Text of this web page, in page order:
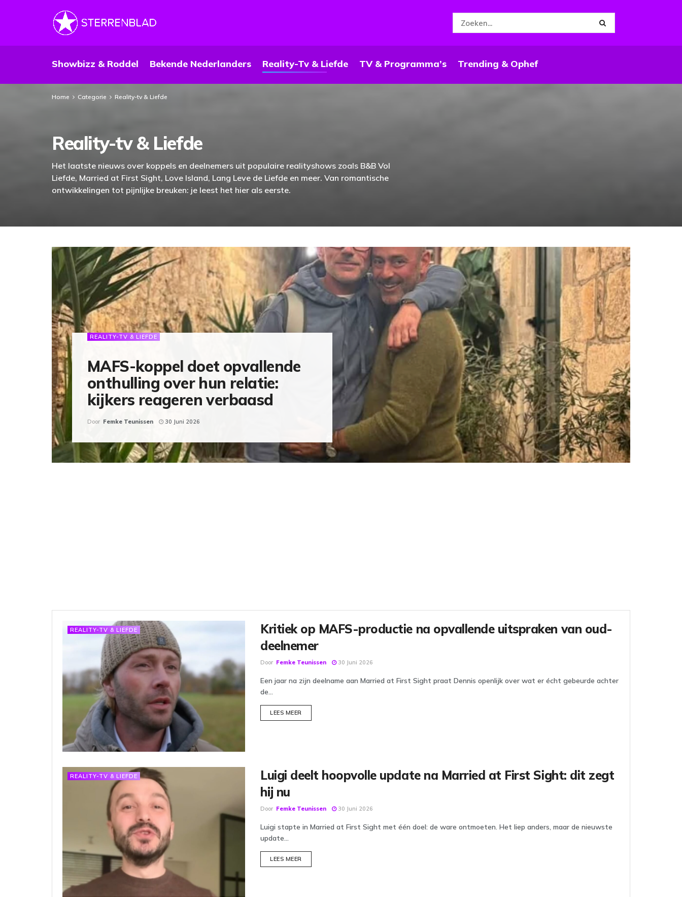
Showbizz & Roddel Bekende Nederlanders Reality-Tv & Liefde TV & Programma’s Trending & Ophef
Home Categorie Reality-tv & Liefde
Reality-tv & Liefde
Het laatste nieuws over koppels en deelnemers uit populaire realityshows zoals B&B Vol
Liefde, Married at First Sight, Love Island, Lang Leve de Liefde en meer. Van romantische
ontwikkelingen tot pijnlijke breuken: je leest het hier als eerste.
REALITY-TV & LIEFDE
MAFS-koppel doet opvallende
onthulling over hun relatie:
kijkers reageren verbaasd
Door Femke Teunissen 30 Juni 2026
REALITY-TV & LIEFDE
Kritiek op MAFS-productie na opvallende uitspraken van oud-
deelnemer
Door Femke Teunissen 30 Juni 2026
Een jaar na zijn deelname aan Married at First Sight praat Dennis openlijk over wat er écht gebeurde achter
de...
LEES MEER
REALITY-TV & LIEFDE
Luigi deelt hoopvolle update na Married at First Sight: dit zegt
hij nu
Door Femke Teunissen 30 Juni 2026
Luigi stapte in Married at First Sight met één doel: de ware ontmoeten. Het liep anders, maar de nieuwste
update...
LEES MEER